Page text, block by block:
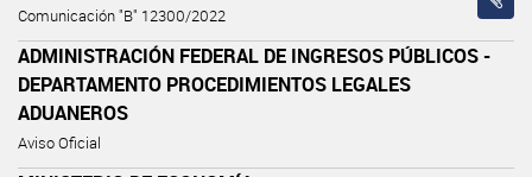
Comunicación "B" 12300/2022
ADMINISTRACIÓN FEDERAL DE INGRESOS PÚBLICOS -
DEPARTAMENTO PROCEDIMIENTOS LEGALES
ADUANEROS
Aviso Oficial